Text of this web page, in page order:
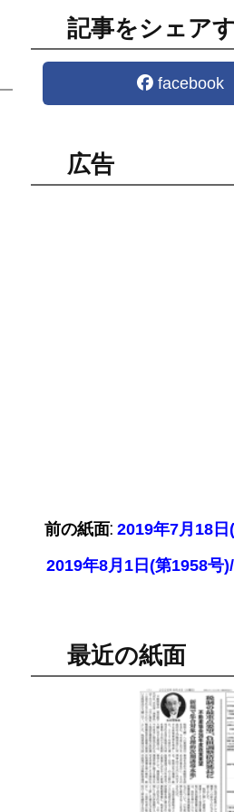
記事をシェア
facebook
広告
前の紙面: 2019年7月18
2019年8月1日(第1958号
最近の紙面